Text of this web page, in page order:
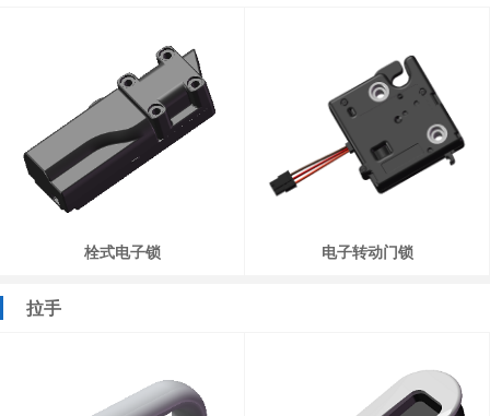
栓式电子锁 电子转动门锁
拉手